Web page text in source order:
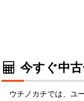
今すぐ中
ウチノカチでは、ユ